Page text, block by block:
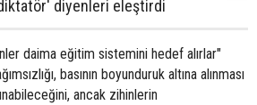
diyenleri eleştirdi
daima eğitim sistemini hedef alırlar"
basının boyunduruk altına alınması
ancak zihinlerin